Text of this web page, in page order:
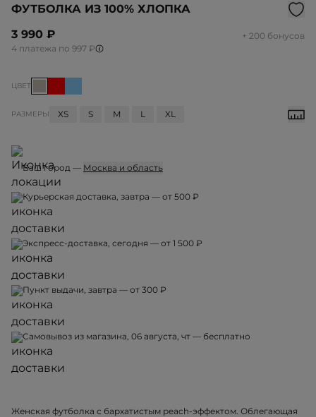
ФУТБОЛКА ИЗ 100% ХЛОПКА
3 990 ₽
+ 200 бонусов
4 платежа по 997 ₽
ЦВЕТ
РАЗМЕРЫ XS S M L XL
Ваш город — Москва и область
Курьерская доставка, завтра — от 500 ₽
Экспресс-доставка, сегодня — от 1 500 ₽
Пункт выдачи, завтра — от 300 ₽
Самовывоз из магазина, 06 августа, чт — бесплатно
Женская футболка с бархатистым peach-эффектом. Облегающая